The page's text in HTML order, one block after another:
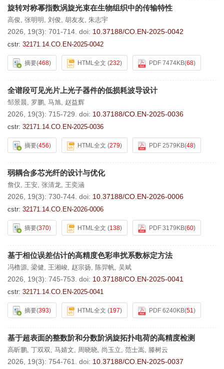
旋转对称幂指数涡旋光束在生物组织中的传输特性
高俊, 张明明 , 刘俊, 胡友友, 朱志宇
2026, 19(3): 701-714. doi: 10.37188/CO.EN-2025-0042
cstr: 32171.14.CO.EN-2025-0042
摘要(468) HTML全文 (232) PDF 7474KB(68)
全谱段可见光片上光子器件的低损耗波导设计
邹景晨, 罗鹏, 马旭, 赵益辉
2026, 19(3): 715-729. doi: 10.37188/CO.EN-2025-0036
cstr: 32171.14.CO.EN-2025-0036
摘要(456) HTML全文 (279) PDF 2579KB(48)
弱耦合多芯光纤的设计与优化
詹仪, 王安, 张清龙, 王奕涵
2026, 19(3): 730-744. doi: 10.37188/CO.EN-2026-0006
cstr: 32171.14.CO.EN-2026-0006
摘要(370) HTML全文 (138) PDF 3179KB(60)
基于相位误差估计的高精度色彩串扰系数标定方法
冯橹源, 梁健, 王湘峻, 赵宗扬, 陈羿帆, 吴斌
2026, 19(3): 745-753. doi: 10.37188/CO.EN-2025-0041
cstr: 32171.14.CO.EN-2025-0041
摘要(393) HTML全文 (197) PDF 6240KB(51)
基于超表面的整数阶和分数阶涡旋拓扑电荷的高精度检测
高昕鹏, 丁双双, 马婧文, 周晓晓, 尚玉立, 范士嵩, 滕树云
2026, 19(3): 754-761. doi: 10.37188/CO.EN-2025-0037